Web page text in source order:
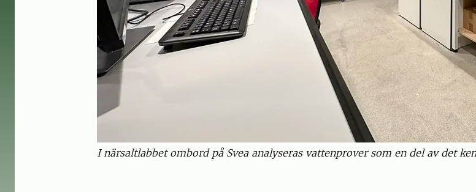
I närsaltlabbet ombord på Svea analyseras vattenprover som en del av det